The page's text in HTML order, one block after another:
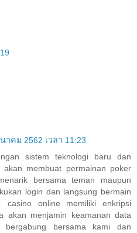
าคม 2562 เวลา 11:23
sistem teknologi baru dan
membuat permainan poker
bersama teman maupun
login dan langsung bermain
casino online memiliki enkripsi
akan menjamin keamanan data
bergabung bersama kami dan